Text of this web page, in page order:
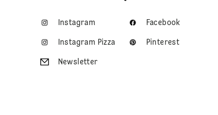
Instagram Facebook
Instagram Pizza Pinterest
Newsletter